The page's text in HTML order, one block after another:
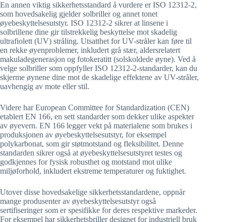
En annen viktig sikkerhetsstandard å vurdere er ISO 12312-2,
som hovedsakelig gjelder solbriller og annet tonet
øyebeskyttelsesutstyr. ISO 12312-2 sikrer at linsene i
solbrillene dine gir tilstrekkelig beskyttelse mot skadelig
ultrafiolett (UV) stråling. Utsatthet for UV-stråler kan føre til
en rekke øyenproblemer, inkludert grå stær, aldersrelatert
makuladegenerasjon og fotokeratitt (solskoldede øyne). Ved å
velge solbriller som oppfyller ISO 12312-2-standarder, kan du
skjerme øynene dine mot de skadelige effektene av UV-stråler,
uavhengig av mote eller stil.
Videre har European Committee for Standardization (CEN)
etablert EN 166, en sett standarder som dekker ulike aspekter
av øyevern. EN 166 legger vekt på materialene som brukes i
produksjonen av øyebeskyttelsesutstyr, for eksempel
polykarbonat, som gir støtmotstand og fleksibilitet. Denne
standarden sikrer også at øyebeskyttelsesutstyret testes og
godkjennes for fysisk robusthet og motstand mot ulike
miljøforhold, inkludert ekstreme temperaturer og fuktighet.
Utover disse hovedsakelige sikkerhetsstandardene, oppnår
mange produsenter av øyebeskyttelsesutstyr også
sertifiseringer som er spesifikke for deres respektive markeder.
For eksempel har sikkerhetsbriller designet for industriell bruk